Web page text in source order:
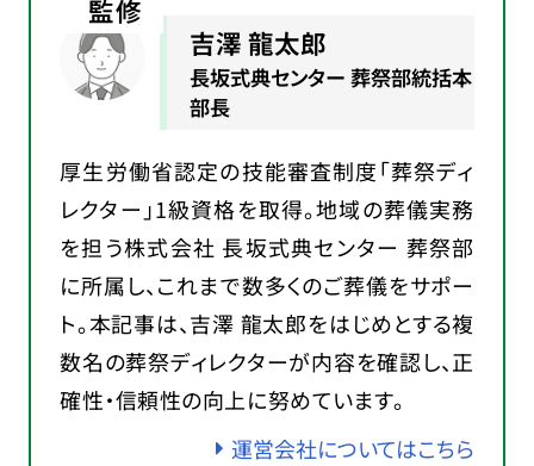
監修
吉澤 龍太郎
長坂式典センター 葬祭部統括本
部長
厚生労働省認定の技能審査制度「葬祭ディ
レクター」1級資格を取得。地域の葬儀実務
を担う株式会社 長坂式典センター 葬祭部
に所属し、これまで数多くのご葬儀をサポー
ト。本記事は、吉澤 龍太郎をはじめとする複
数名の葬祭ディレクターが内容を確認し、正
確性・信頼性の向上に努めています。
運営会社についてはこちら